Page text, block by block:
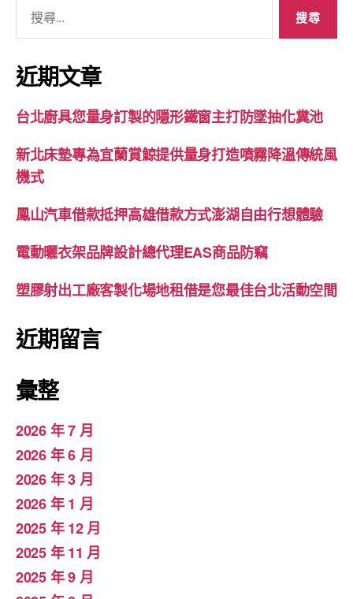
關
鍵
字:
近期文章
台北廚具您量身訂製的隱形鐵窗主打防墜抽化糞池
新北床墊專為宜蘭賞鯨提供量身打造噴霧降溫傳統風
機式
鳳山汽車借款抵押高雄借款方式澎湖自由行想體驗
電動曬衣架品牌設計總代理EAS商品防竊
塑膠射出工廠客製化場地租借是您最佳台北活動空間
近期留言
彙整
2026 年 7 月
2026 年 6 月
2026 年 3 月
2026 年 1 月
2025 年 12 月
2025 年 11 月
2025 年 9 月